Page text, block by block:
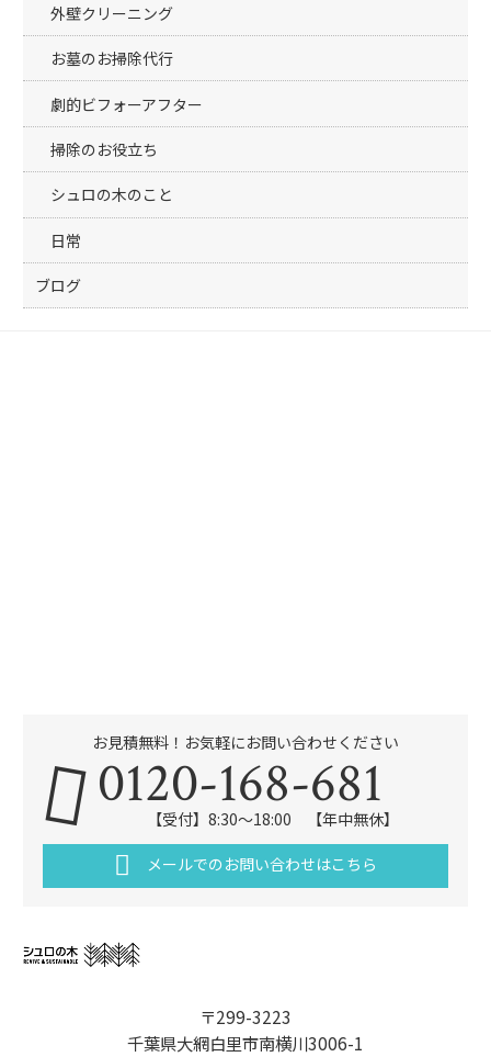
外壁クリーニング
お墓のお掃除代行
劇的ビフォーアフター
掃除のお役立ち
シュロの木のこと
日常
ブログ
〒299-3223
千葉県大網白里市南横川3006-1
お見積無料！お気軽にお問い合わせください
0120-168-681
【受付】8:30～18:00 【年中無休】
メールでのお問い合わせはこちら